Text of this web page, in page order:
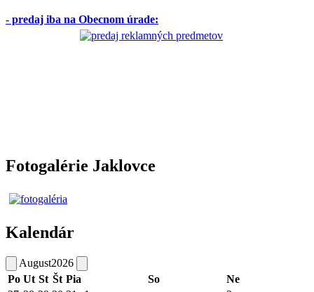
- predaj iba na Obecnom úrade:
Fotogalérie Jaklovce
Kalendár
August2026
Po Ut St Št Pia So
Ne